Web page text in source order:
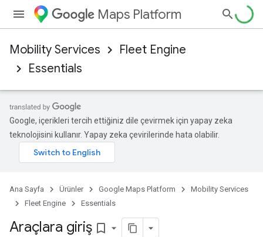
Maps Platform
Mobility Services
Fleet Engine
Essentials
Google, içerikleri tercih ettiğiniz dile çevirmek için yapay zeka
teknolojisini kullanır. Yapay zeka çevirilerinde hata olabilir.
Ana Sayfa Ürünler Google Maps Platform
Mobility Services
Fleet Engine
Essentials
Araçlara giriş bookmark_border